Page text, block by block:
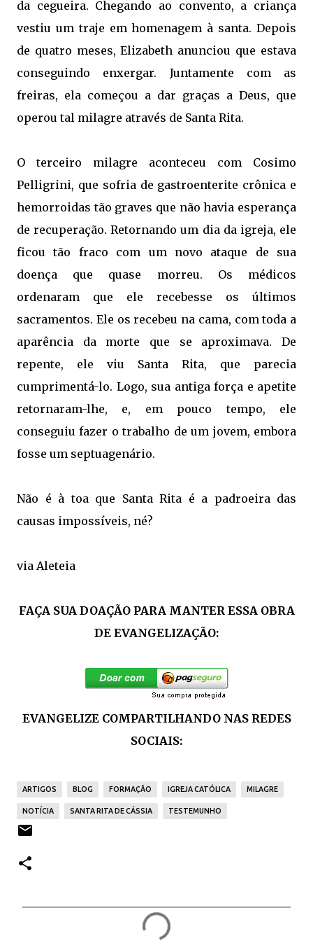
da cegueira. Chegando ao convento, a criança
vestiu um traje em homenagem à santa. Depois
de quatro meses, Elizabeth anunciou que estava
conseguindo enxergar. Juntamente com as
freiras, ela começou a dar graças a Deus, que
operou tal milagre através de Santa Rita.
O terceiro milagre aconteceu com Cosimo
Pelligrini, que sofria de gastroenterite crônica e
hemorroidas tão graves que não havia esperança
de recuperação. Retornando um dia da igreja, ele
ficou tão fraco com um novo ataque de sua
doença que quase morreu. Os médicos
ordenaram que ele recebesse os últimos
sacramentos. Ele os recebeu na cama, com toda a
aparência da morte que se aproximava. De
repente, ele viu Santa Rita, que parecia
cumprimentá-lo. Logo, sua antiga força e apetite
retornaram-lhe, e, em pouco tempo, ele
conseguiu fazer o trabalho de um jovem, embora
fosse um septuagenário.
Não é à toa que Santa Rita é a padroeira das
causas impossíveis, né?
via Aleteia
FAÇA SUA DOAÇÃO PARA MANTER ESSA OBRA
DE EVANGELIZAÇÃO:
EVANGELIZE COMPARTILHANDO NAS REDES
SOCIAIS:
ARTIGOS BLOG FORMAÇÃO IGREJA CATÓLICA MILAGRE
NOTÍCIA SANTA RITA DE CÁSSIA TESTEMUNHO